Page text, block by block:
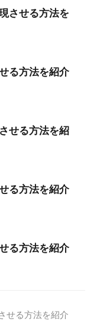
させる方法を
る方法を紹介
せる方法を紹
る方法を紹介
る方法を紹介
せる方法を紹介